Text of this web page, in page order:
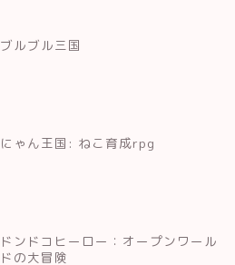
ブルブル三国
にゃん王国: ねこ育成rpg
ドンドコヒーロー：オープンワール
ドの大冒険